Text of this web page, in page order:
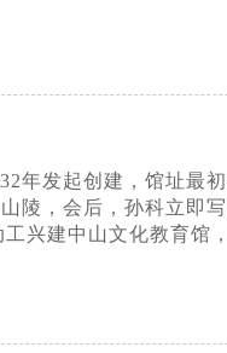
年发起创建，馆址最
陵，会后，孙科立即
兴建中山文化教育馆